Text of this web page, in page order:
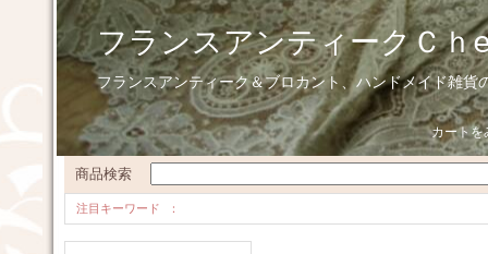
フランスアンティークＣｈ
フランスアンティーク＆ブロカント、ハンドメイド雑貨
カートを
商品検索
注目キーワード